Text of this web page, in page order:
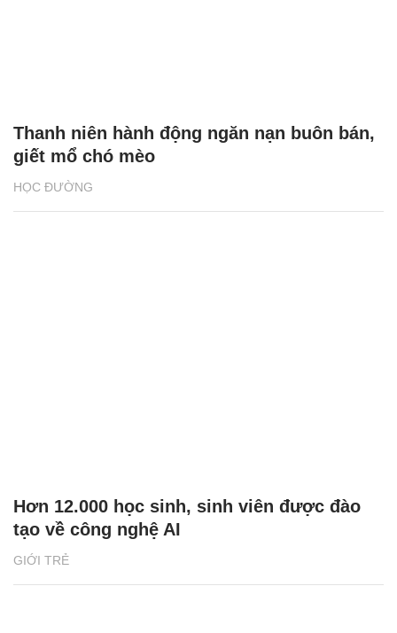
HỌC ĐƯỜNG
Thanh niên hành động ngăn nạn buôn bán,
giết mổ chó mèo
GIỚI TRẺ
Hơn 12.000 học sinh, sinh viên được đào
tạo về công nghệ AI